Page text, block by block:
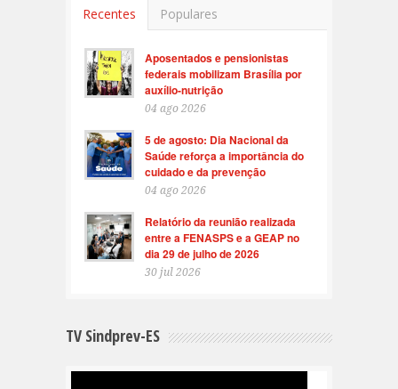
Recentes Populares
Aposentados e pensionistas
federais mobilizam Brasília por
auxílio-nutrição
04 ago 2026
5 de agosto: Dia Nacional da
Saúde reforça a importância do
cuidado e da prevenção
04 ago 2026
Relatório da reunião realizada
entre a FENASPS e a GEAP no
dia 29 de julho de 2026
30 jul 2026
TV Sindprev-ES